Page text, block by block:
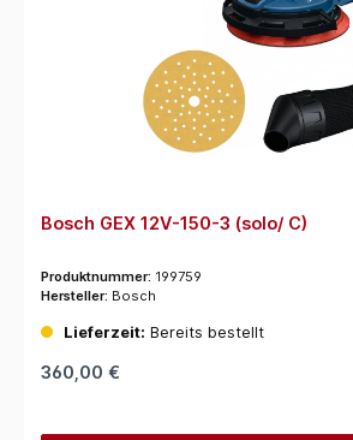
Bosch GEX 12V-150-3 (solo/ C)
Produktnummer: 199759
Hersteller: Bosch
Lieferzeit: Bereits bestellt
360,00 €